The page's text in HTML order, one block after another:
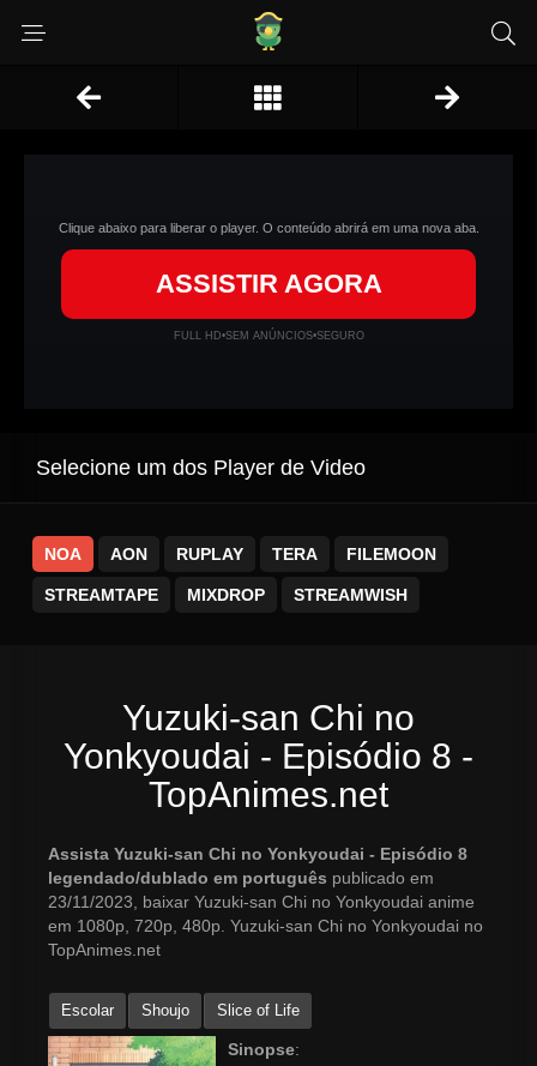
Clique abaixo para liberar o player. O conteúdo abrirá em uma nova aba.
ASSISTIR AGORA
FULL HD•SEM ANÚNCIOS•SEGURO
Selecione um dos Player de Video
NOA AON RUPLAY TERA FILEMOON
STREAMTAPE MIXDROP STREAMWISH
Yuzuki-san Chi no
Yonkyoudai - Episódio 8 -
TopAnimes.net
Assista Yuzuki-san Chi no Yonkyoudai - Episódio 8
legendado/dublado em português publicado em
23/11/2023, baixar Yuzuki-san Chi no Yonkyoudai anime
em 1080p, 720p, 480p. Yuzuki-san Chi no Yonkyoudai no
TopAnimes.net
Escolar Shoujo Slice of Life
Sinopse: